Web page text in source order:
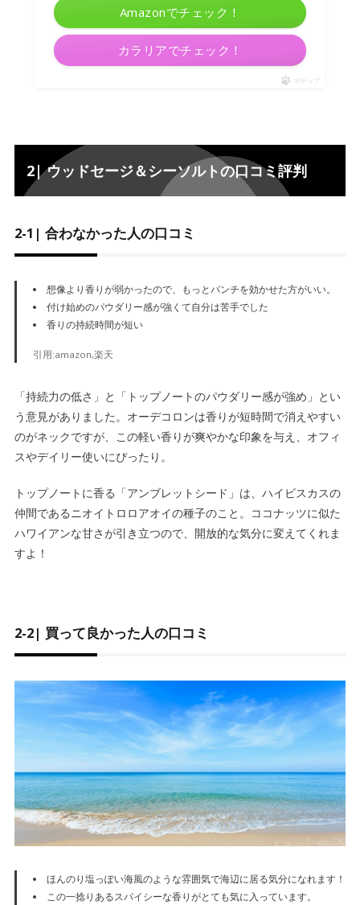
Amazonでチェック！
カラリアでチェック！
ポチップ
2| ウッドセージ＆シーソルトの口コミ評判
2-1| 合わなかった人の口コミ
想像より香りが弱かったので、もっとパンチを効かせた方がいい。
付け始めのパウダリー感が強くて自分は苦手でした
香りの持続時間が短い
引用:amazon,楽天
「持続力の低さ」と「トップノートのパウダリー感が強め」とい
う意見がありました。オーデコロンは香りが短時間で消えやすい
のがネックですが、この軽い香りが爽やかな印象を与え、 オフィ
スやデイリー使いにぴったり 。
トップノートに香る「アンブレットシード 」は、ハイビスカスの
仲間であるニオイトロロアオイの種子のこと。
ココナッツに似た
ハワイアンな甘さが引き立つので、開放的な気分に変えてくれま
すよ！
2-2| 買って良かった人の口コミ
ほんのり塩っぽい海風のような雰囲気で海辺に居る気分になれます！
この一捻りあるスパイシーな香りがとても気に入っています。